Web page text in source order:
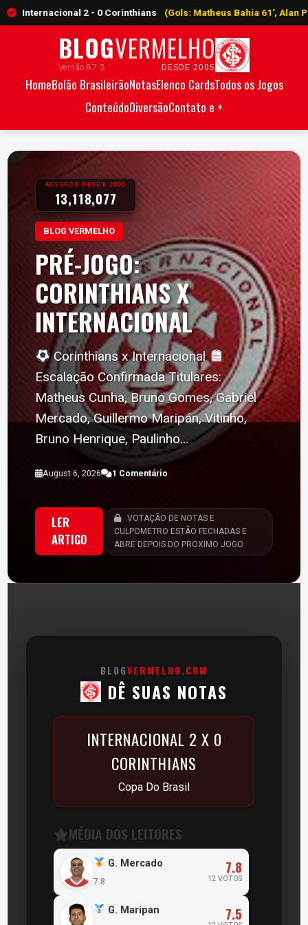
2 - 0 Corinthians (Gols: Matheus Bahia 61', Alan Patrick 67')
BLOGVERMELHO
Versão 87.3 DESDE 2005
HomeBolão BrasileirãoNotasElenco CardsTodos os Jogos
ConteúdoDiversãoContato e +
ACESSOS DESDE 2005
13,118,077
BLOG VERMELHO
PRÉ-JOGO:
CORINTHIANS X
INTERNACIONAL
Corinthians x Internacional
Escalação Confirmada Titulares:
Matheus Cunha, Bruno Gomes, Gabriel
Mercado, Guillermo Maripán, Vitinho,
Bruno Henrique, Paulinho…
August 6, 2026 1 Comentário
LER
ARTIGO
VOTAÇÃO DE NOTAS E
CULPOMETRO ESTÃO FECHADAS E
ABRE DEPOIS DO PROXIMO JOGO
BLOGVERMELHO.COM
DÊ SUAS NOTAS
INTERNACIONAL 2 X 0
CORINTHIANS
Copa Do Brasil
MÉDIA DOS LEITORES
G. Mercado
7.8
7.8
12 VOTOS
G. Maripan 7.5